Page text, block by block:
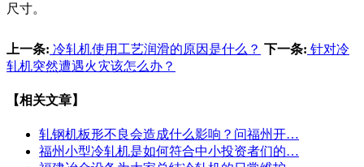
尺寸。
上一条: 冷轧机使用工艺润滑的原因是什么？ 下一条: 针对冷
轧机突然遭遇火灾该怎么办？
【相关文章】
轧钢机板形不良会造成什么影响？问福州开…
福州小型冷轧机是如何符合中小投资者们的…